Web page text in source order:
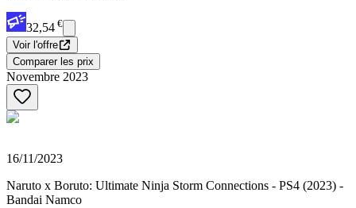
32,54 €
Voir l'offre
Comparer les prix
Novembre 2023
16/11/2023
Naruto x Boruto: Ultimate Ninja Storm Connections - PS4 (2023) -
Bandai Namco